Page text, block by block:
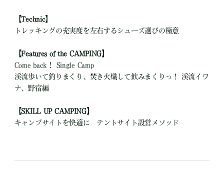
【Technic】
トレッキングの充実度を左右するシューズ選びの極意
【Features of the CAMPING】
Come back！ Single Camp
渓流歩いて釣りまくり、焚き火熾して飲みまくりっ！ 渓流イワ
ナ、野宿編
【SKILL UP CAMPING】
キャンプサイトを快適に テントサイト設営メソッド